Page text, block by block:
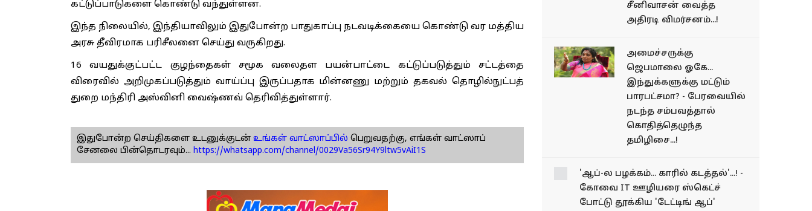
கட்டுப்பாடுகளை கொண்டு வந்துள்ளன.
இந்த நிலையில், இந்தியாவிலும் இதுபோன்ற பாதுகாப்பு நடவடிக்கையை கொண்டு வர மத்திய
அரசு தீவிரமாக பரிசீலனை செய்து வருகிறது.
16 வயதுக்குட்பட்ட குழந்தைகள் சமூக வலைதள பயன்பாட்டை கட்டுப்படுத்தும் சட்டத்தை
விரைவில் அறிமுகப்படுத்தும் வாய்ப்பு இருப்பதாக மின்னணு மற்றும் தகவல் தொழில்நுட்பத்
துறை மந்திரி அஸ்வினி வைஷ்ணவ் தெரிவித்துள்ளார்.
இதுபோன்ற செய்திகளை உடனுக்குடன் உங்கள் வாட்ஸாப்பில் பெறுவதற்கு, எங்கள் வாட்ஸாப்
சேனலை பின்தொடரவும்... https://whatsapp.com/channel/0029Va56Sr94Y9ltw5vAiI1S
சீனிவாசன் வைத்த
அதிரடி விமர்சனம்...!
அமைச்சருக்கு
ஜெபமாலை ஓகே...
இந்துக்களுக்கு மட்டும்
பாரபட்சமா? - பேரவையில்
நடந்த சம்பவத்தால்
கொதித்தெழுந்த
தமிழிசை...!
'ஆப்-ல பழக்கம்... காரில்
கடத்தல்'...! - கோவை IT
ஊழியரை ஸ்கெட்ச்